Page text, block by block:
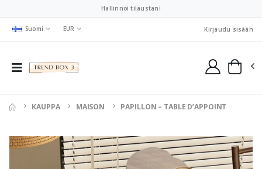
Hallinnoi tilaustani
Suomi EUR Kirjaudu sisään
KAUPPA MAISON PAPILLON – TABLE D’APPOINT